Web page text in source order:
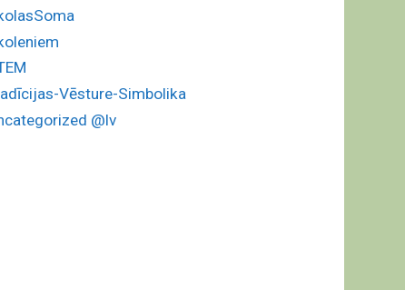
Vēsture-Simbolika
@lv